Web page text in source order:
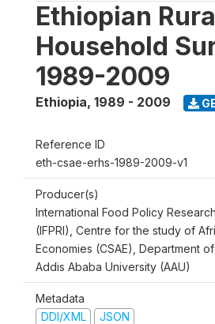
Ethiopian
Household
1989-2009
Ethiopia, 1989 - 2009
Reference ID
eth-csae-erhs-1989-2009-v1
Producer(s)
International Food Policy
(IFPRI), Centre for the study of
Economies (CSAE), Department of
Addis Ababa University (AAU)
Metadata
DDI/XML
JSON